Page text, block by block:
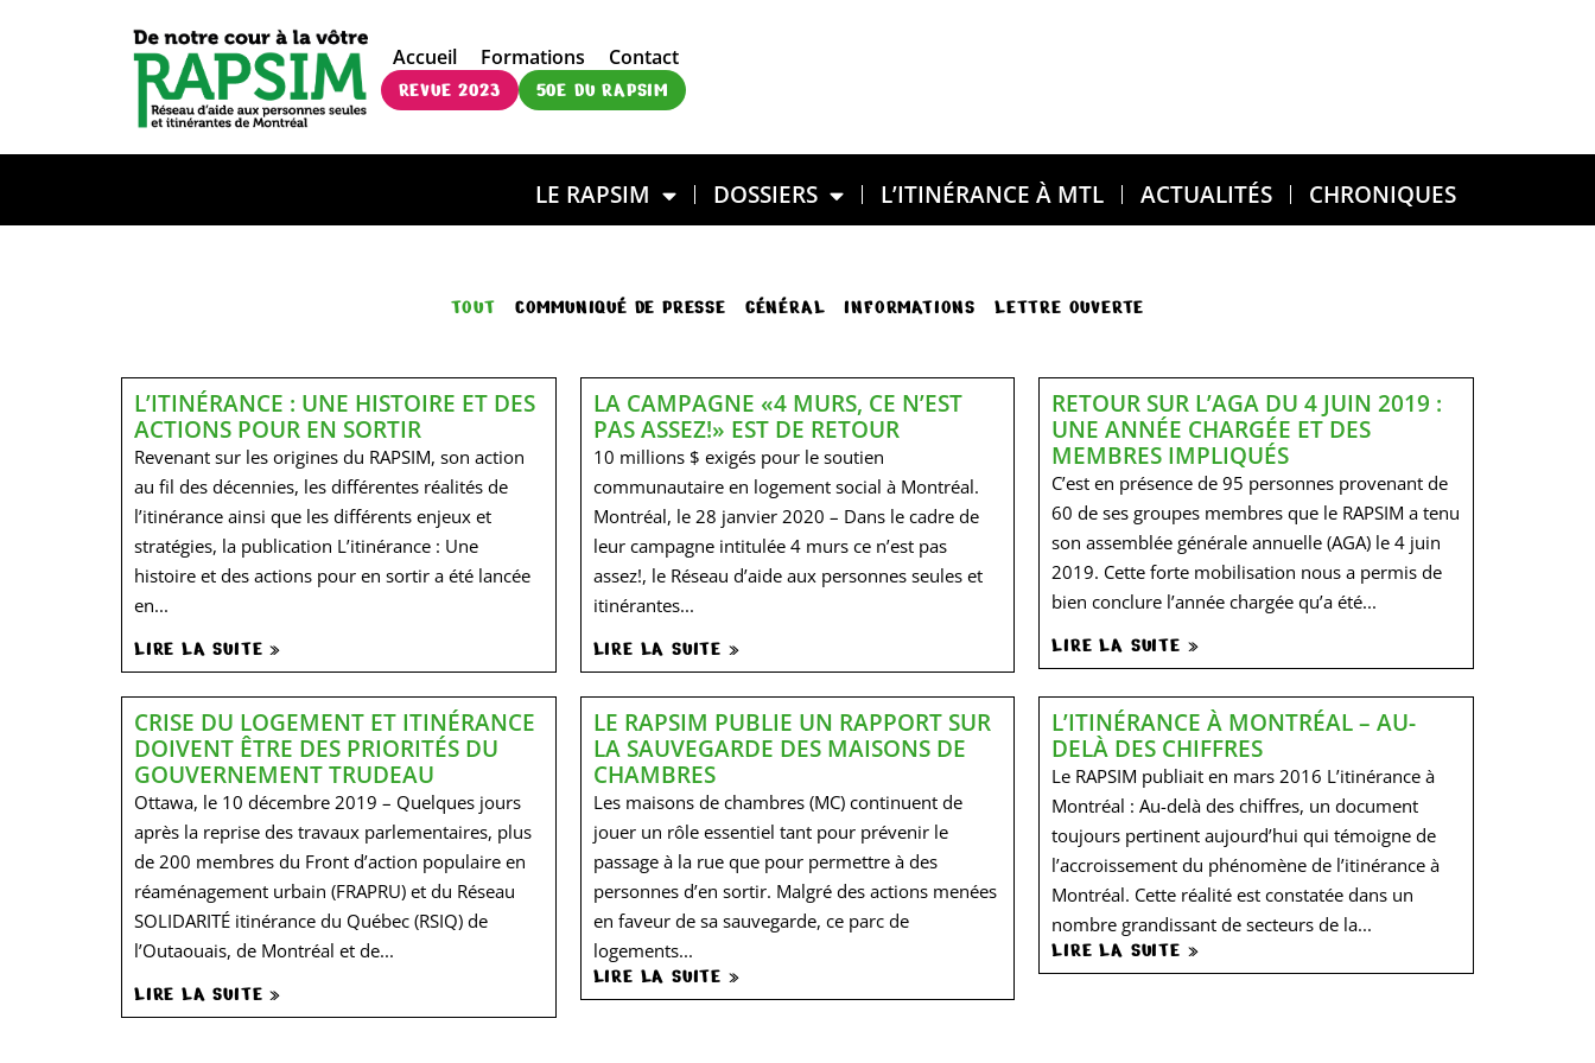
Accueil Formations
Contact
REVUE 2023
50E DU RAPSIM
LE RAPSIM DOSSIERS L’ITINÉRANCE À MTL ACTUALITÉS CHRONIQUES
COMMUNIQUÉ DE PRESSE GÉNÉRAL INFORMATIONS LETTRE OUVERTE
TOUT
L’ITINÉRANCE : UNE HISTOIRE ET DES
ACTIONS POUR EN SORTIR
Revenant sur les origines du RAPSIM, son action
au fil des décennies, les différentes réalités de
l’itinérance ainsi que les différents enjeux et
stratégies, la publication L’itinérance : Une
histoire et des actions pour en sortir a été lancée
en...
LIRE LA SUITE »
LA CAMPAGNE «4 MURS, CE N’EST
PAS ASSEZ!» EST DE RETOUR
10 millions $ exigés pour le soutien
communautaire en logement social à Montréal.
Montréal, le 28 janvier 2020 – Dans le cadre de
leur campagne intitulée 4 murs ce n’est pas
assez!, le Réseau d’aide aux personnes seules et
itinérantes...
LIRE LA SUITE »
RETOUR SUR L’AGA DU 4 JUIN 2019 :
UNE ANNÉE CHARGÉE ET DES
MEMBRES IMPLIQUÉS
C’est en présence de 95 personnes provenant de
60 de ses groupes membres que le RAPSIM a tenu
son assemblée générale annuelle (AGA) le 4 juin
2019. Cette forte mobilisation nous a permis de
bien conclure l’année chargée qu’a été...
LIRE LA SUITE »
CRISE DU LOGEMENT ET ITINÉRANCE
DOIVENT ÊTRE DES PRIORITÉS DU
GOUVERNEMENT TRUDEAU
Ottawa, le 10 décembre 2019 – Quelques jours
après la reprise des travaux parlementaires, plus
de 200 membres du Front d’action populaire en
réaménagement urbain (FRAPRU) et du Réseau
SOLIDARITÉ itinérance du Québec (RSIQ) de
l’Outaouais, de Montréal et de...
LIRE LA SUITE »
LE RAPSIM PUBLIE UN RAPPORT SUR
LA SAUVEGARDE DES MAISONS DE
CHAMBRES
Les maisons de chambres (MC) continuent de
jouer un rôle essentiel tant pour prévenir le
passage à la rue que pour permettre à des
personnes d’en sortir. Malgré des actions menées
en faveur de sa sauvegarde, ce parc de
logements...
LIRE LA SUITE »
L’ITINÉRANCE À MONTRÉAL – AU-
DELÀ DES CHIFFRES
Le RAPSIM publiait en mars 2016 L’itinérance à
Montréal : Au-delà des chiffres, un document
toujours pertinent aujourd’hui qui témoigne de
l’accroissement du phénomène de l’itinérance à
Montréal. Cette réalité est constatée dans un
nombre grandissant de secteurs de la...
LIRE LA SUITE »